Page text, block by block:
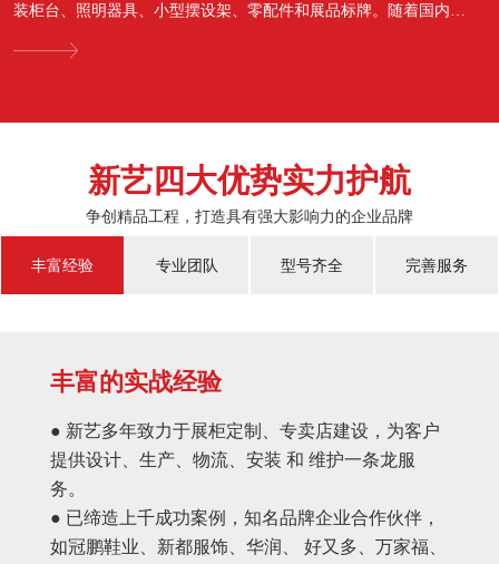
装柜台、照明器具、小型摆设架、零配件和展品标牌。随着国内经
新艺四大优势实力护航
争创精品工程，打造具有强大影响力的企业品牌
丰富经验 专业团队 型号齐全 完善服务
丰富的实战经验
● 新艺多年致力于展柜定制、专卖店建设，为客户
提供设计、生产、物流、安装 和 维护一条龙服
务。
● 已缔造上千成功案例，知名品牌企业合作伙伴，
如冠鹏鞋业、新都服饰、华润、 好又多、万家福、